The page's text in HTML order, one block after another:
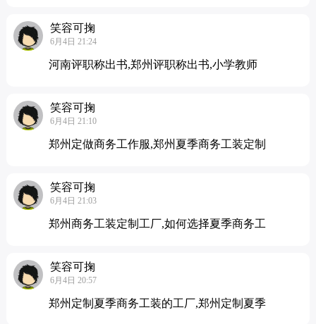
笑容可掬
6月4日 21:24
河南评职称出书,郑州评职称出书,小学教师
笑容可掬
6月4日 21:10
郑州定做商务工作服,郑州夏季商务工装定制
笑容可掬
6月4日 21:03
郑州商务工装定制工厂,如何选择夏季商务工
笑容可掬
6月4日 20:57
郑州定制夏季商务工装的工厂,郑州定制夏季